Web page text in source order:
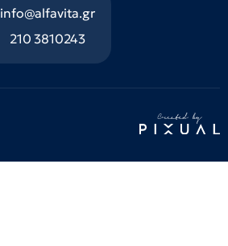
info@alfavita.gr
210 3810243